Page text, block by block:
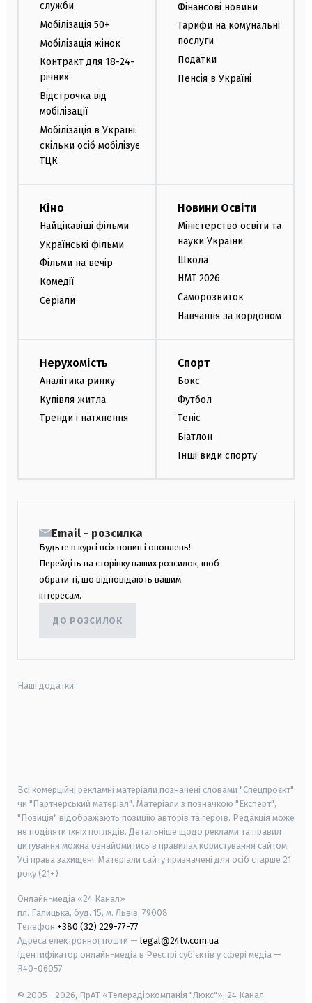
служби
Мобілізація 50+
Мобілізація жінок
Контракт для 18-24-
річних
Відстрочка від
мобілізації
Мобілізація в Україні:
скільки осіб мобілізує
ТЦК
Фінансові новини
Тарифи на комунальні
послуги
Податки
Пенсія в Україні
Кіно
Найцікавіші фільми
Українські фільми
Фільми на вечір
Комедії
Серіали
Новини Освіти
Міністерство освіти та
науки України
Школа
НМТ 2026
Саморозвиток
Навчання за кордоном
Нерухомість
Аналітика ринку
Купівля житла
Тренди і натхнення
Спорт
Бокс
Футбол
Теніс
Біатлон
Інші види спорту
Email - розсилка
Будьте в курсі всіх новин і оновлень!
Перейдіть на сторінку наших розсилок, щоб
обрати ті, що відповідають вашим
інтересам.
ДО РОЗСИЛОК
Наші додатки:
Всі комерційні рекламні матеріали позначені словами "Спецпроєкт"
чи "Партнерський матеріал". Матеріали з позначкою "Експерт",
"Позиція" відображають позицію авторів та героїв. Редакція може
не поділяти їхніх поглядів. Детальніше щодо реклами та правил
цитування можна ознайомитись в правилах користування сайтом.
Усі права захищені. Матеріали сайту призначені для осіб старше 21
року (21+)
Онлайн-медіа «24 Канал»
пл. Галицька, буд. 15, м. Львів, 79008
Телефон +380 (32) 229-77-77
Адреса електронної пошти — legal@24tv.com.ua
Ідентифікатор онлайн-медіа в Реєстрі суб'єктів у сфері медіа —
R40-06057
© 2005—2026, ПрАТ «Телерадіокомпанія "Люкс"», 24 Канал.